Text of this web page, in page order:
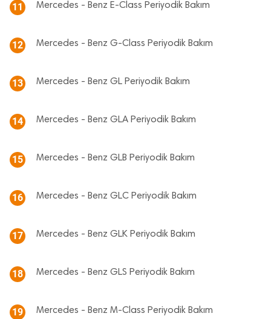
11 Mercedes - Benz E-Class Periyodik Bakım
12 Mercedes - Benz G-Class Periyodik Bakım
13 Mercedes - Benz GL Periyodik Bakım
14 Mercedes - Benz GLA Periyodik Bakım
15 Mercedes - Benz GLB Periyodik Bakım
16 Mercedes - Benz GLC Periyodik Bakım
17 Mercedes - Benz GLK Periyodik Bakım
18 Mercedes - Benz GLS Periyodik Bakım
19 Mercedes - Benz M-Class Periyodik Bakım